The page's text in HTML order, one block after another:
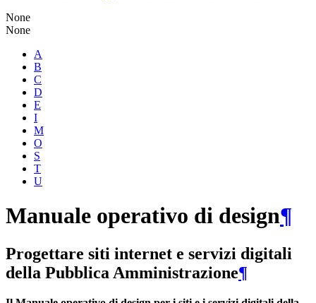
None
None
A
B
C
D
E
I
M
O
S
T
U
Manuale operativo di design¶
Progettare siti internet e servizi digitali
della Pubblica Amministrazione¶